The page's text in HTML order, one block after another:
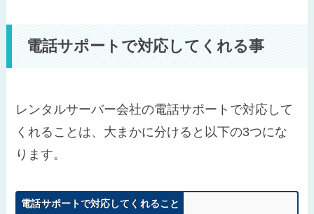
電話サポートで対応してくれる事
レンタルサーバー会社の電話サポートで対応して
くれることは、大まかに分けると以下の3つにな
ります。
電話サポートで対応してくれること